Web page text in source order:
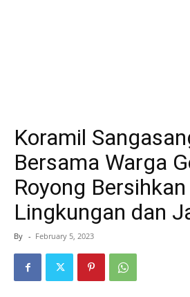
Koramil
Bersama Warga
Royong Bersihkan
Lingkungan dan
By - February 5, 2023